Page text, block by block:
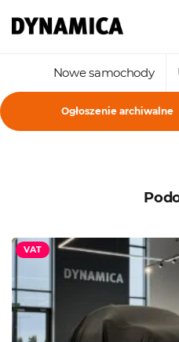
Nowe samochody
Ogłoszenie archiwalne
VAT